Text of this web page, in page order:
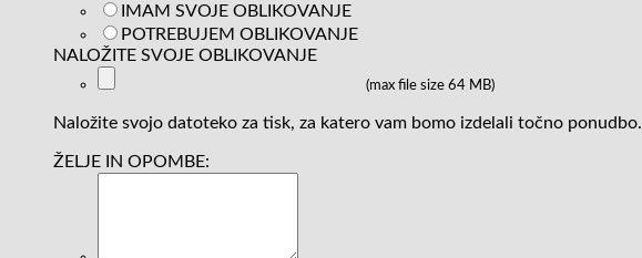
IMAM SVOJE OBLIKOVANJE
POTREBUJEM OBLIKOVANJE
NALOŽITE SVOJE OBLIKOVANJE
(max file size 64 MB)
Naložite svojo datoteko za tisk, za katero vam bomo izdelali točno ponudbo.
ŽELJE IN OPOMBE: